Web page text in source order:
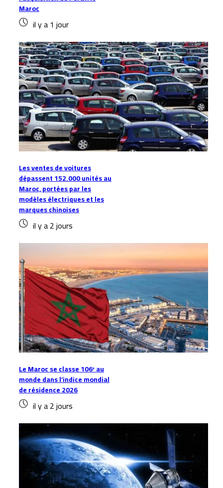
Maroc
il y a 1 jour
Les ventes de voitures
dépassent 152.000 unités au
Maroc, portées par les
modèles électriques et les
marques chinoises
il y a 2 jours
Le Maroc se classe 106ᵉ au
monde dans l’indice mondial
de résidence 2026
il y a 2 jours